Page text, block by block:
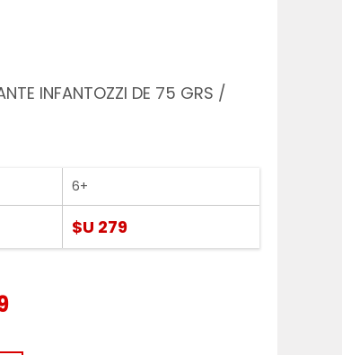
INFANTOZZI DE 75 GRS /
6+
$U 279